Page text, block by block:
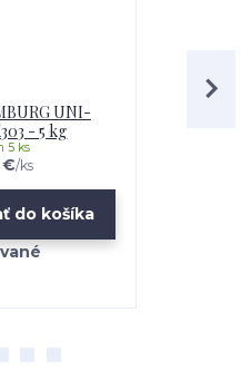
UNI-
- 5 kg
€/ks
5 ks
do košíka